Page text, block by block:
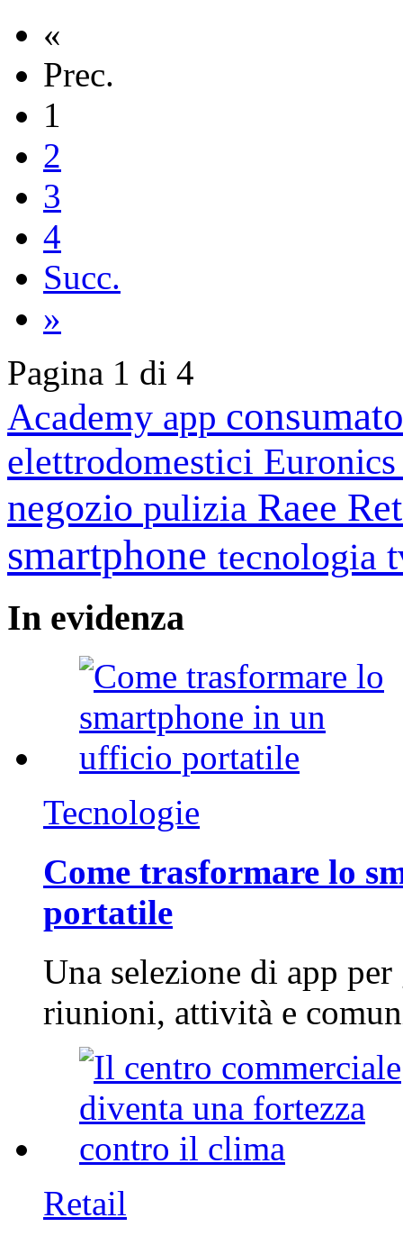
«
Prec.
1
2
3
4
Succ.
»
Pagina 1 di 4
Academy app
elettrodomestici
negozio pulizia Raee
smartphone tecnologia
In evidenza
Tecnologie
Come trasformare lo
portatile
Una selezione di app
riunioni, attività e
Retail